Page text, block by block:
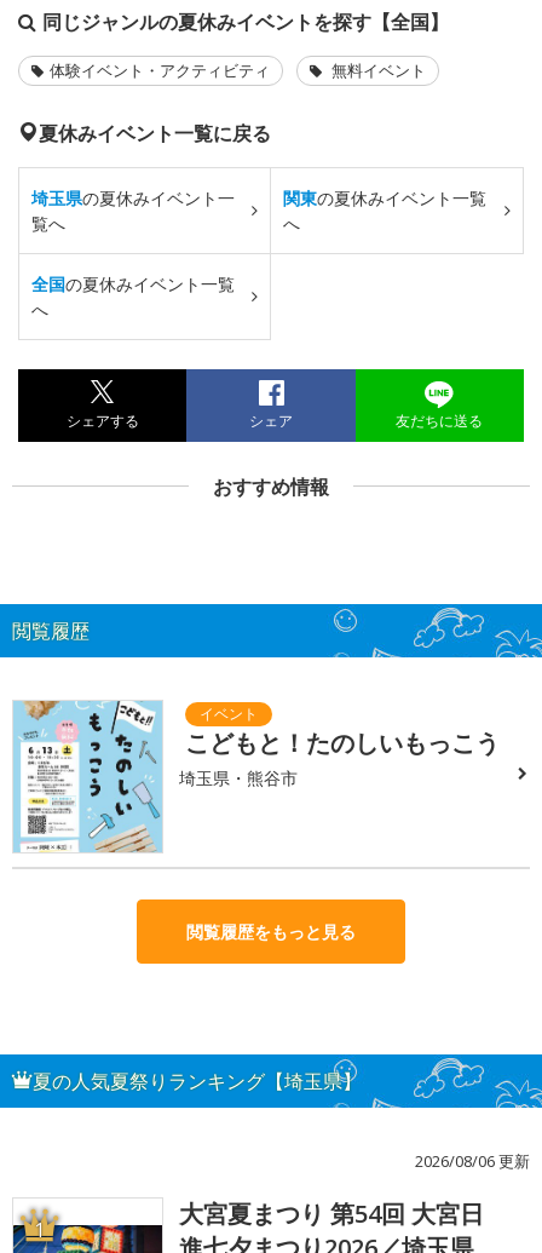
同じジャンルの夏休みイベントを探す【全国】
体験イベント・アクティビティ 無料イベント
夏休みイベント一覧に戻る
埼玉県の夏休みイベント一
覧へ
関東の夏休みイベント一覧
へ
全国の夏休みイベント一覧
へ
シェアする シェア 友だちに送る
おすすめ情報
閲覧履歴
こどもと！たのしいもっこう
埼玉県・熊谷市
閲覧履歴をもっと見る
夏の人気夏祭りランキング【埼玉県】
2026/08/06 更新
1
大宮夏まつり 第54回 大宮日